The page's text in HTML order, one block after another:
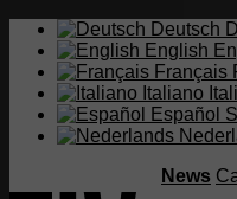
Deutsch
English
Français
Italiano
Español
News